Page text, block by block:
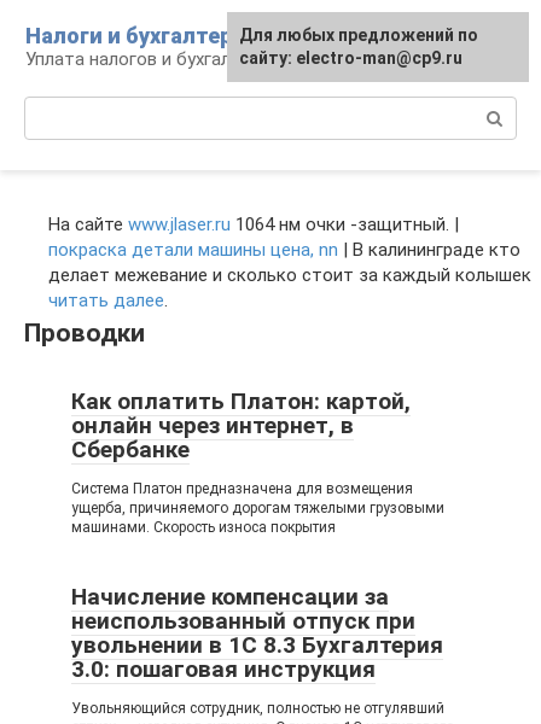
контенту
Налоги и бухгалтерия
Уплата налогов и бухгалтерская отчётность
На сайте www.jlaser.ru 1064 нм очки -защитный. |
покраска детали машины цена, nn | В калининграде кто
делает межевание и сколько стоит за каждый колышек
читать далее.
Проводки
Как оплатить Платон: картой,
онлайн через интернет, в
Сбербанке
Система Платон предназначена для возмещения
ущерба, причиняемого дорогам тяжелыми грузовыми
машинами. Скорость износа покрытия
Начисление компенсации за
неиспользованный отпуск при
увольнении в 1С 8.3 Бухгалтерия
3.0: пошаговая инструкция
Увольняющийся сотрудник, полностью не отгулявший
Для любых предложений по
сайту: electro-man@cp9.ru